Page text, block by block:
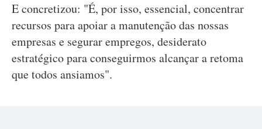
E concretizou: "É, por isso, essencial, concentrar
recursos para apoiar a manutenção das nossas
empresas e segurar empregos, desiderato
estratégico para conseguirmos alcançar a retoma
que todos ansiamos".